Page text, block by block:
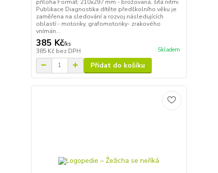
příloha Formát: 210x297 mm - brožovaná, šitá nitmi
Publikace Diagnostika dítěte předškolního věku je
zaměřena na sledování a rozvoj následujících
oblastí:- motoriky, grafomotoriky- zrakového
vnímán...
385 Kč/ks
385 Kč bez DPH Skladem
Přidat do košíku